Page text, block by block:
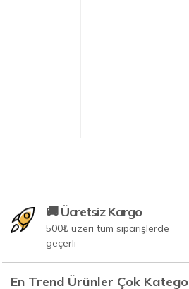
🚚 Ücretsiz Kargo
500₺ üzeri tüm siparişlerde
geçerli
En Trend Ürünler Çok